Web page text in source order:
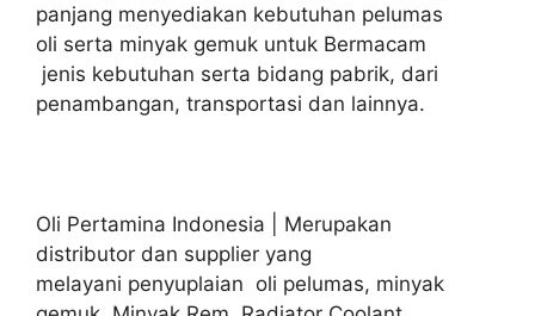
panjang menyediakan kebutuhan pelumas
oli serta minyak gemuk untuk Bermacam
jenis kebutuhan serta bidang pabrik, dari
penambangan, transportasi dan lainnya.
Oli Pertamina Indonesia | Merupakan
distributor dan supplier yang
melayani penyuplaian oli pelumas, minyak